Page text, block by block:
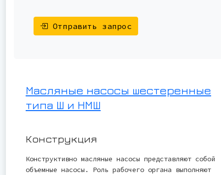
Отправить запрос
Масляные насосы шестеренные
типа Ш и НМШ
Конструкция
Конструктивно масляные насосы представляют собой
объемные насосы. Роль рабочего органа выполняют